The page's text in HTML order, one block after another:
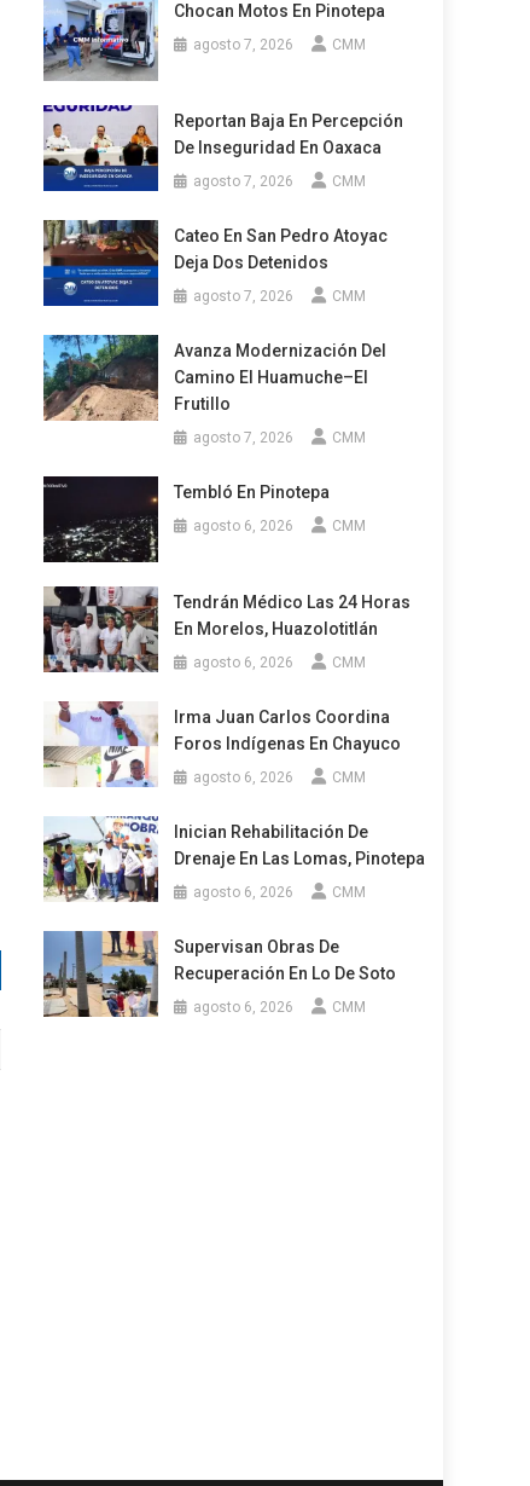
Chocan Motos En Pinotepa
agosto 7, 2026 CMM
Reportan Baja En Percepción
De Inseguridad En Oaxaca
agosto 7, 2026 CMM
Cateo En San Pedro Atoyac
Deja Dos Detenidos
agosto 7, 2026 CMM
Avanza Modernización Del
Camino El Huamuche–El
Frutillo
agosto 7, 2026 CMM
Tembló En Pinotepa
agosto 6, 2026 CMM
Tendrán Médico Las 24 Horas
En Morelos, Huazolotitlán
agosto 6, 2026 CMM
Irma Juan Carlos Coordina
Foros Indígenas En Chayuco
agosto 6, 2026 CMM
Inician Rehabilitación De
Drenaje En Las Lomas, Pinotepa
agosto 6, 2026 CMM
Supervisan Obras De
Recuperación En Lo De Soto
agosto 6, 2026 CMM